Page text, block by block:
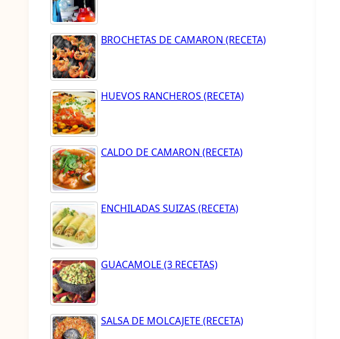
BROCHETAS DE CAMARON (RECETA)
HUEVOS RANCHEROS (RECETA)
CALDO DE CAMARON (RECETA)
ENCHILADAS SUIZAS (RECETA)
GUACAMOLE (3 RECETAS)
SALSA DE MOLCAJETE (RECETA)